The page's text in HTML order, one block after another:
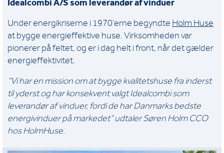
Idealcombi A/S som leverandør af vinduer
Under energikriserne i 1970’erne begyndte Holm Huse
at bygge energieffektive huse. Virksomheden var
pionerer på feltet, og er i dag helt i front, når det gælder
energieffektivitet.
”Vi har en mission om at bygge kvalitetshuse fra inderst
til yderst og har konsekvent valgt Idealcombi som
leverandør af vinduer, fordi de har Danmarks bedste
energivinduer på markedet” udtaler Søren Holm CCO
hos HolmHuse.